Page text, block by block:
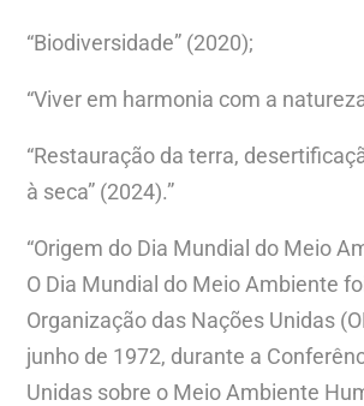
“Biodiversidade” (2020);
“Viver em harmonia com a
“Restauração da terra,
à seca” (2024).”
“Origem do Dia Mundial do Meio
O Dia Mundial do Meio Ambiente
Organização das Nações Unidas
junho de 1972, durante a
Unidas sobre o Meio Ambiente